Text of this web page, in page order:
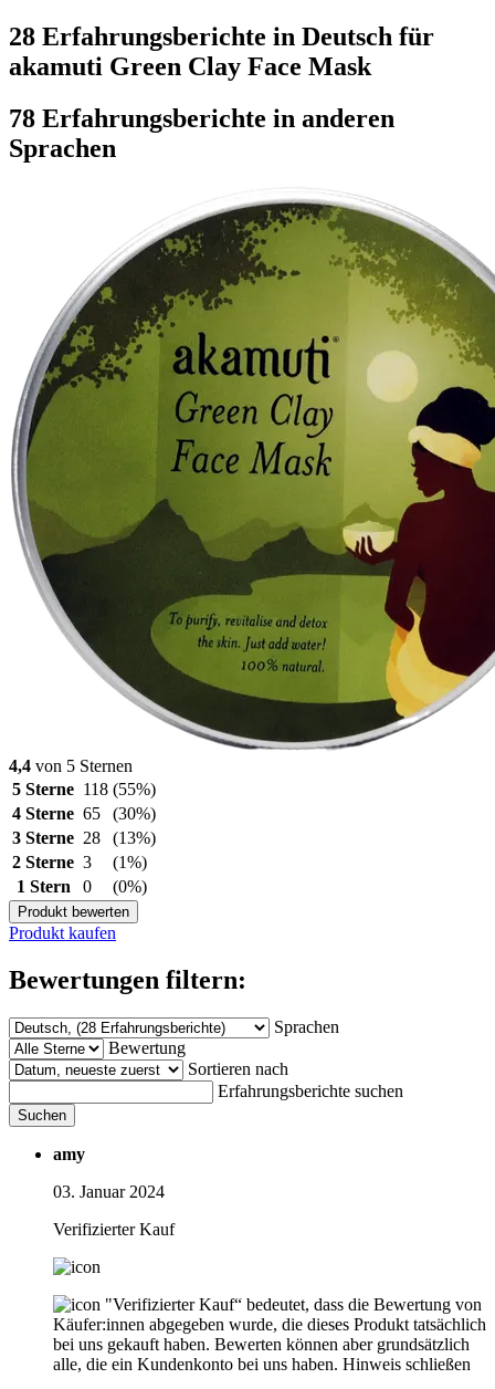
28 Erfahrungsberichte in Deutsch für
akamuti Green Clay Face Mask
78 Erfahrungsberichte in anderen
Sprachen
4,4 von 5 Sternen
5 Sterne 118 (55%)
4 Sterne 65
(30%)
3 Sterne 28
(13%)
2 Sterne 3
(1%)
1 Stern
0 (0%)
Produkt bewerten
Produkt kaufen
Bewertungen filtern:
Sprachen
Bewertung
Sortieren nach
Erfahrungsberichte suchen
Suchen
amy
03. Januar 2024
Verifizierter Kauf
"Verifizierter Kauf“ bedeutet, dass die Bewertung von
Käufer:innen abgegeben wurde, die dieses Produkt tatsächlich
bei uns gekauft haben. Bewerten können aber grundsätzlich
alle, die ein Kundenkonto bei uns haben. Hinweis schließen